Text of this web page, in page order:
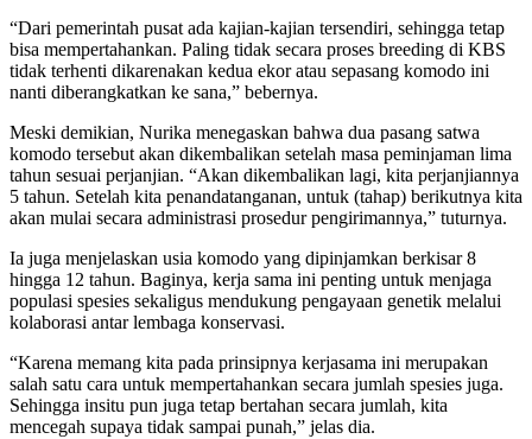
“Dari pemerintah pusat ada kajian-kajian tersendiri, sehingga tetap
bisa mempertahankan. Paling tidak secara proses breeding di KBS
tidak terhenti dikarenakan kedua ekor atau sepasang komodo ini
nanti diberangkatkan ke sana,” bebernya.
Meski demikian, Nurika menegaskan bahwa dua pasang satwa
komodo tersebut akan dikembalikan setelah masa peminjaman lima
tahun sesuai perjanjian. “Akan dikembalikan lagi, kita perjanjiannya
5 tahun. Setelah kita penandatanganan, untuk (tahap) berikutnya kita
akan mulai secara administrasi prosedur pengirimannya,” tuturnya.
Ia juga menjelaskan usia komodo yang dipinjamkan berkisar 8
hingga 12 tahun. Baginya, kerja sama ini penting untuk menjaga
populasi spesies sekaligus mendukung pengayaan genetik melalui
kolaborasi antar lembaga konservasi.
“Karena memang kita pada prinsipnya kerjasama ini merupakan
salah satu cara untuk mempertahankan secara jumlah spesies juga.
Sehingga insitu pun juga tetap bertahan secara jumlah, kita
mencegah supaya tidak sampai punah,” jelas dia.